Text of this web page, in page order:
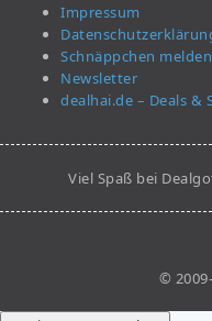
Impressum
Schnäppchen melden
Newsletter
dealhai.de – Deals &
Viel Spaß bei
©